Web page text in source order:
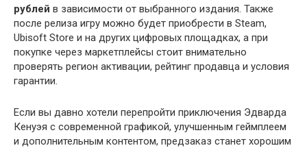
рублей в зависимости от выбранного издания. Также
после релиза игру можно будет приобрести в Steam,
Ubisoft Store и на других цифровых площадках, а при
покупке через маркетплейсы стоит внимательно
проверять регион активации, рейтинг продавца и условия
гарантии.
Если вы давно хотели перепройти приключения Эдварда
Кенуэя с современной графикой, улучшенным геймплеем
и дополнительным контентом, предзаказ станет хорошим